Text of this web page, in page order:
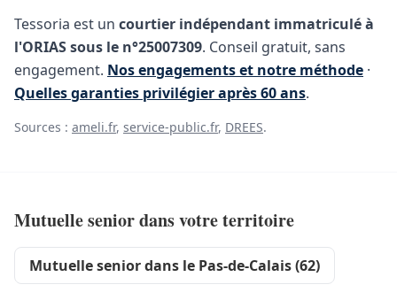
Tessoria est un courtier indépendant immatriculé à
l'ORIAS sous le n°25007309. Conseil gratuit, sans
engagement. Nos engagements et notre méthode ·
Quelles garanties privilégier après 60 ans.
Sources : ameli.fr, service-public.fr, DREES.
Mutuelle senior dans votre territoire
Mutuelle senior dans le Pas-de-Calais (62)